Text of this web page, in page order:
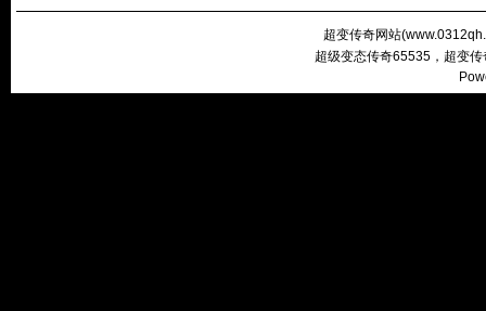
超变传奇网站(
超级变态传奇65535，超变